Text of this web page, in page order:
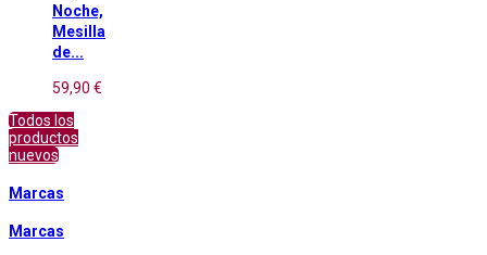
Noche,
Mesilla
de...
59,90 €
Todos los
productos
nuevos
Marcas
Marcas